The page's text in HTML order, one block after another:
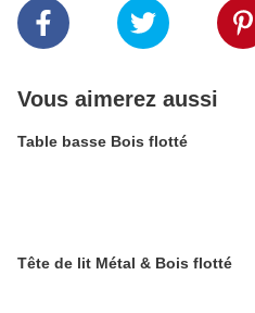
Vous aimerez aussi
Table basse Bois flotté
Tête de lit Métal & Bois flotté